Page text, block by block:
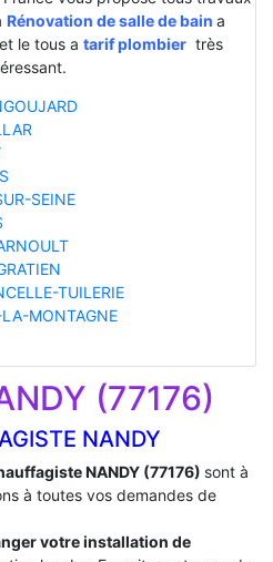
Rénovation de salle de bain a
et le tous a tarif plombiertrès
SEINE
TUILERIE
MONTAGNE
(77176)
NANDY
NANDY (77176) sont à
à toutes vos demandes de
votre installation de